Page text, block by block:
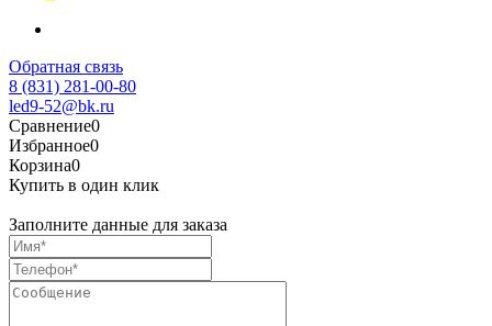
Обратная связь
8 (831) 281-00-80
led9-52@bk.ru
Сравнение0
Избранное0
Корзина0
Купить в один клик
Заполните данные для заказа